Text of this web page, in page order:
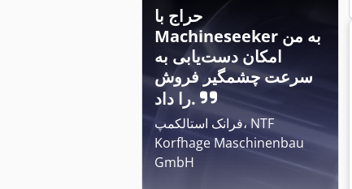
حراج با
Machineseeker به من
امکان دست‌یابی به
سرعت چشمگیر فروش
را داد.
فرانک استالکمپ، NTF
Korfhage Maschinenbau
GmbH